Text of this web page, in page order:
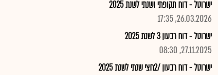
ישרוטל - דוח תקופתי ושנתי לשנת 2025
26.03.2026, 17:35
ישרוטל - דוח רבעון 3 לשנת 2025
27.11.2025, 08:30
ישרוטל - דוח רבעון /2חצי שנתי לשנת 2025